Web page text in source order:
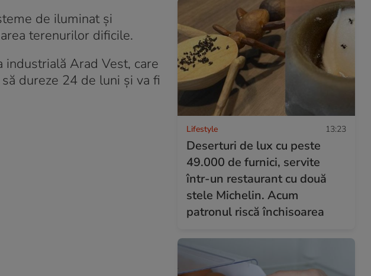
de iluminat și
terenurilor dificile.
Arad Vest, care
dureze 24 de luni și va fi
Lifestyle 13:23
Deserturi de lux cu peste
49.000 de furnici, servite
într-un restaurant cu două
stele Michelin. Acum
patronul riscă închisoarea